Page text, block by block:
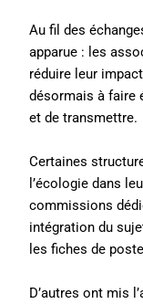
Au fil des
apparue : les
réduire leur
désormais à faire
et de transmettre.
Certaines
l’écologie dans
commissions
intégration du
les fiches de
D’autres ont mis